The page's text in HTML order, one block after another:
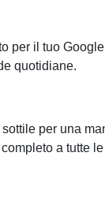
per il tuo
quotidiane.
per una
a tutte